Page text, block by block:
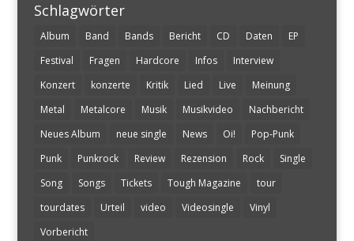
Schlagwörter
Album Band Bands Bericht CD Daten
EP
Festival
Fragen Hardcore Infos
Interview
Konzert
konzerte Kritik Lied Live
Meinung
Metal
Metalcore Musik Musikvideo
Nachbericht
Neues Album
neue single News Oi!
Pop-Punk
Punk
Punkrock Review Rezension Rock
Single
Song
Songs Tickets Tough Magazine
tour
tourdates
Urteil video Videosingle
Vinyl
Vorbericht